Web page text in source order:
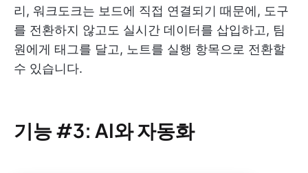
리, 워크도크는 보드에 직접 연결되기 때문에, 도구
를 전환하지 않고도 실시간 데이터를 삽입하고, 팀
원에게 태그를 달고, 노트를 실행 항목으로 전환할
수 있습니다.
기능 #3: AI와 자동화